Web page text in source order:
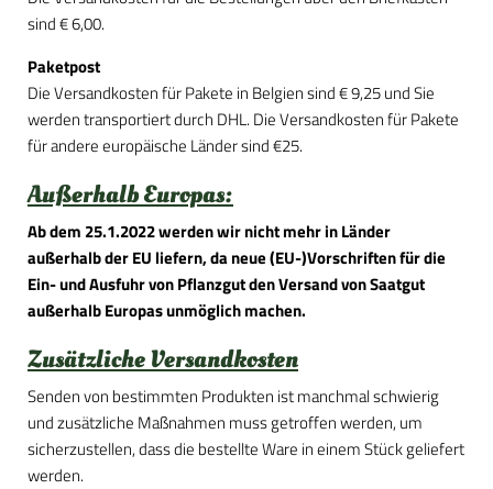
sind € 6,00.
Paketpost
Die Versandkosten für Pakete in Belgien sind € 9,25 und Sie
werden transportiert durch DHL. Die Versandkosten für Pakete
für andere europäische Länder sind €25.
Außerhalb Europas:
Ab dem 25.1.2022 werden wir nicht mehr in Länder
außerhalb der EU liefern, da neue (EU-)Vorschriften für die
Ein- und Ausfuhr von Pflanzgut den Versand von Saatgut
außerhalb Europas unmöglich machen.
Zusätzliche Versandkosten
Senden von bestimmten Produkten ist manchmal schwierig
und zusätzliche Maßnahmen muss getroffen werden, um
sicherzustellen, dass die bestellte Ware in einem Stück geliefert
werden.